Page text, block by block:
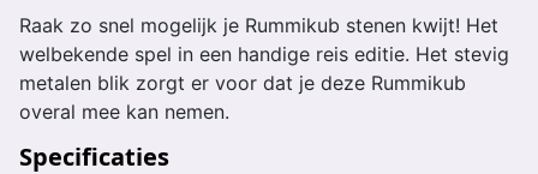
Raak zo snel mogelijk je Rummikub stenen kwijt! Het
welbekende spel in een handige reis editie. Het stevig
metalen blik zorgt er voor dat je deze Rummikub
overal mee kan nemen.
Specificaties